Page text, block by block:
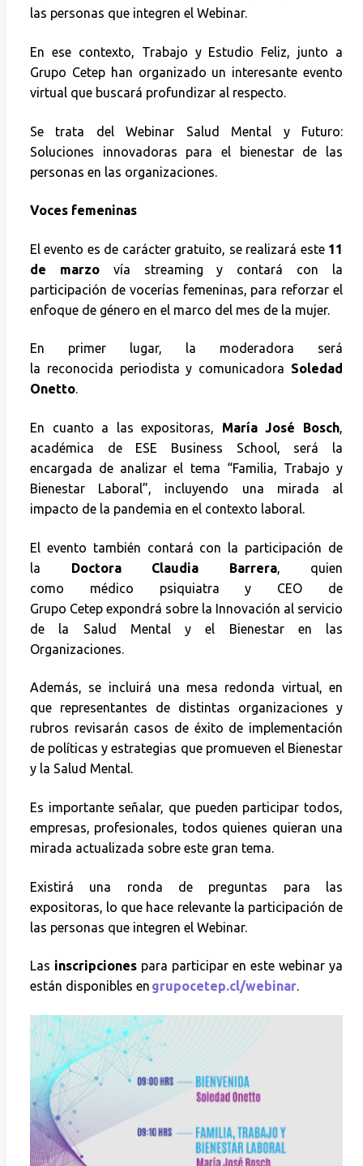
las personas que integren el Webinar.
En ese contexto, Trabajo y Estudio Feliz, junto a
Grupo Cetep han organizado un interesante evento
virtual que buscará profundizar al respecto.
Se trata del Webinar Salud Mental y Futuro:
Soluciones innovadoras para el bienestar de las
personas en las organizaciones.
Voces femeninas
El evento es de carácter gratuito, se realizará este 11
de marzovía streaming y contará con la
participación de vocerías femeninas, para reforzar el
enfoque de género en el marco del mes de la mujer.
En primer lugar, la moderadora será
la reconocida periodista y comunicadora Soledad
Onetto.
En cuanto a las expositoras, María José Bosch,
académica de ESE Business School, será la
encargada de analizar el tema “Familia, Trabajo y
Bienestar Laboral”, incluyendo una mirada al
impacto de la pandemia en el contexto laboral.
El evento también contará con la participación de
la Doctora Claudia Barrera, quien
como médico psiquiatra y CEO de
Grupo Cetep expondrá sobre la Innovación al servicio
de la Salud Mental y el Bienestar en las
Organizaciones.
Además, se incluirá una mesa redonda virtual, en
que representantes de distintas organizaciones y
rubros revisarán casos de éxito de implementación
de políticas y estrategias que promueven el Bienestar
y la Salud Mental.
Es importante señalar, que pueden participar todos,
empresas, profesionales, todos quienes quieran una
mirada actualizada sobre este gran tema.
Existirá una ronda de preguntas para las
expositoras, lo que hace relevante la participación de
las personas que integren el Webinar.
Las inscripciones para participar en este webinar ya
están disponibles en grupocetep.cl/webinar.